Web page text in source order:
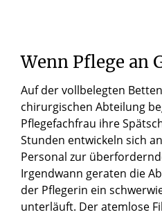
Wenn Pflege an
Auf der vollbelegten
chirurgischen Abteilung
Pflegefachfrau ihre
Stunden entwickeln sich
Personal zur
Irgendwann geraten die
der Pflegerin ein
unterläuft. Der atemlose